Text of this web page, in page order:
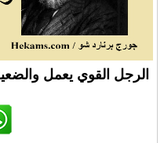
الرجل القوي يعمل